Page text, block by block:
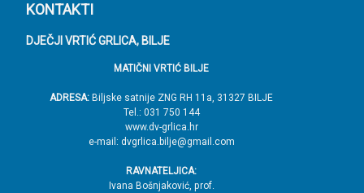
P
o
KONTAKTI
DJEČJI VRTIĆ GRLICA, BILJE
MATIČNI VRTIĆ BILJE
ADRESA: Biljske satnije ZNG RH 11a, 31327 BILJE
Tel.: 031 750 144
www.dv-grlica.hr
e-mail: dvgrlica.bilje@gmail.com
RAVNATELJICA:
Ivana Bošnjaković, prof.